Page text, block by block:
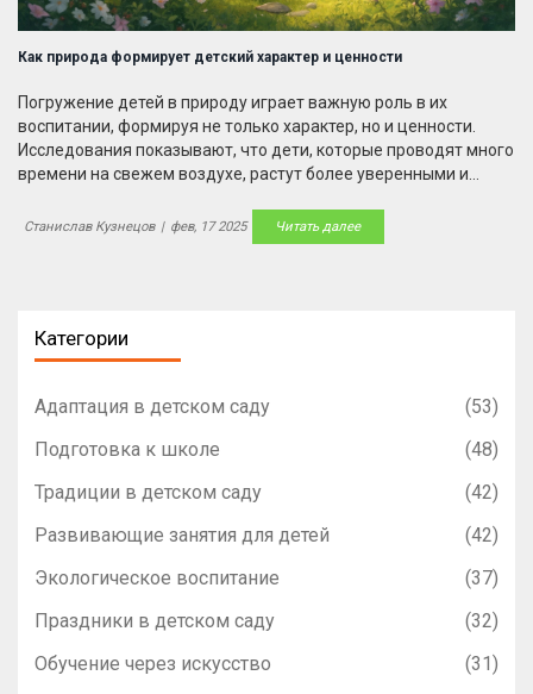
Как природа формирует детский характер и ценности
Погружение детей в природу играет важную роль в их
воспитании, формируя не только характер, но и ценности.
Исследования показывают, что дети, которые проводят много
времени на свежем воздухе, растут более уверенными и
эмпатию и учит уважать окружающую среду. Экологическое
воспитание способствует формированию критического
Станислав Кузнецов | фев, 17 2025 Читать далее
Категории
Адаптация в детском саду
(53)
Подготовка к школе
(48)
Традиции в детском саду
(42)
Развивающие занятия для детей
(42)
Экологическое воспитание
(37)
Праздники в детском саду
(32)
Обучение через искусство
(31)